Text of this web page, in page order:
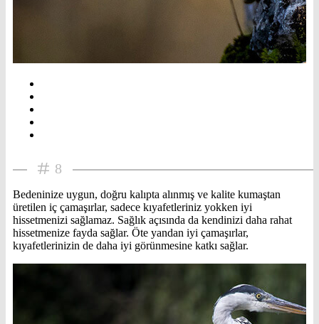
8
Bedeninize uygun, doğru kalıpta alınmış ve kalite kumaştan
üretilen iç çamaşırlar, sadece kıyafetleriniz yokken iyi
hissetmenizi sağlamaz. Sağlık açısında da kendinizi daha rahat
hissetmenize fayda sağlar. Öte yandan iyi çamaşırlar,
kıyafetlerinizin de daha iyi görünmesine katkı sağlar.